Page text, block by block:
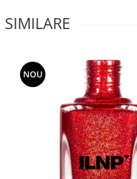
SIMILARE
NOU